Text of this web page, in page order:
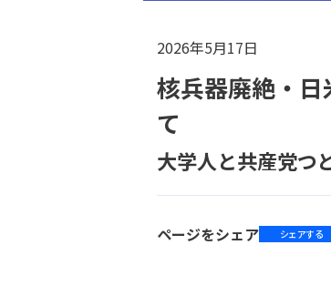
2026年5月17日
核兵器廃絶・
て
大学人と共産党
ページをシェア シェアする